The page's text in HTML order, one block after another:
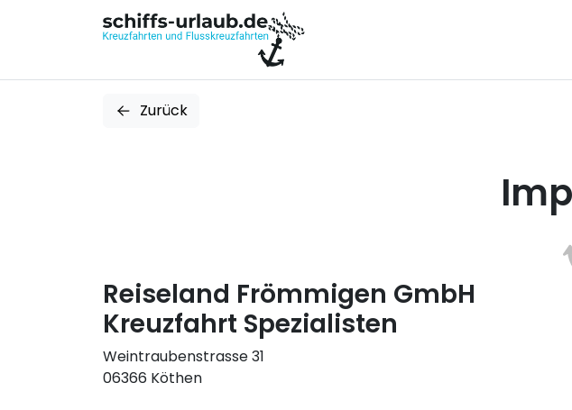
Zurück
Reiseland Frömmigen GmbH
Kreuzfahrt Spezialisten
Weintraubenstrasse 31
06366 Köthen